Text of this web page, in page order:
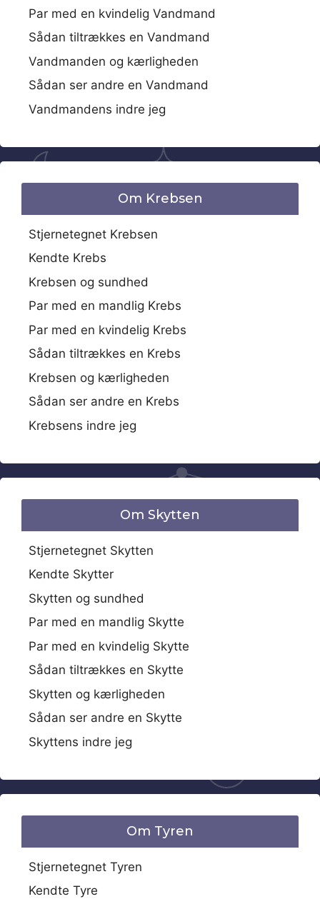
Par med en kvindelig Vandmand
Sådan tiltrækkes en Vandmand
Vandmanden og kærligheden
Sådan ser andre en Vandmand
Vandmandens indre jeg
Om Krebsen
Stjernetegnet Krebsen
Kendte Krebs
Krebsen og sundhed
Par med en mandlig Krebs
Par med en kvindelig Krebs
Sådan tiltrækkes en Krebs
Krebsen og kærligheden
Sådan ser andre en Krebs
Krebsens indre jeg
Om Skytten
Stjernetegnet Skytten
Kendte Skytter
Skytten og sundhed
Par med en mandlig Skytte
Par med en kvindelig Skytte
Sådan tiltrækkes en Skytte
Skytten og kærligheden
Sådan ser andre en Skytte
Skyttens indre jeg
Om Tyren
Stjernetegnet Tyren
Kendte Tyre